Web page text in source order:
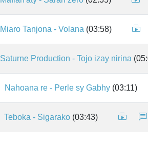
Miaro Tanjona - Volana (03:58)
Saturne Production - Tojo izay nirina
Nahoana re - Perle sy Gabhy (03:11)
Teboka - Sigarako (03:43)